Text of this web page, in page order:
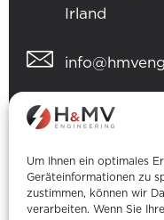
Um Ihnen ein optimales
Geräteinformationen zu
zustimmen, können wir
verarbeiten. Wenn Sie
Irland
+353 (0) 61